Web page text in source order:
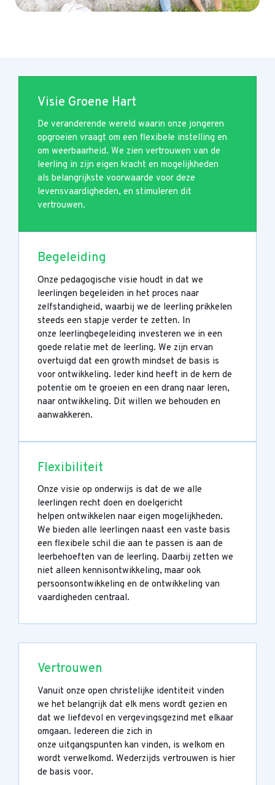
Visie Groene Hart
De veranderende wereld waarin onze jongeren
opgroeien vraagt om een flexibele instelling en
om weerbaarheid. We zien vertrouwen van de
leerling in zijn eigen kracht en mogelijkheden
als belangrijkste voorwaarde voor deze
levensvaardigheden, en stimuleren dit
vertrouwen.
Begeleiding
Onze pedagogische visie houdt in dat we
leerlingen begeleiden in het proces naar
zelfstandigheid, waarbij we de leerling prikkelen
steeds een stapje verder te zetten. In
onze leerlingbegeleiding investeren we in een
goede relatie met de leerling. We zijn ervan
overtuigd dat een growth mindset de basis is
voor ontwikkeling. Ieder kind heeft in de kern de
potentie om te groeien en een drang naar leren,
naar ontwikkeling. Dit willen we behouden en
aanwakkeren.
Flexibiliteit
Onze visie op onderwijs is dat de we alle
leerlingen recht doen en doelgericht
helpen ontwikkelen naar eigen mogelijkheden.
We bieden alle leerlingen naast een vaste basis
een flexibele schil die aan te passen is aan de
leerbehoeften van de leerling. Daarbij zetten we
niet alleen kennisontwikkeling, maar ook
persoonsontwikkeling en de ontwikkeling van
vaardigheden centraal.
Vertrouwen
Vanuit onze open christelijke identiteit vinden
we het belangrijk dat elk mens wordt gezien en
dat we liefdevol en vergevingsgezind met elkaar
omgaan. Iedereen die zich in
onze uitgangspunten kan vinden, is welkom en
wordt verwelkomd. Wederzijds vertrouwen is hier
de basis voor.